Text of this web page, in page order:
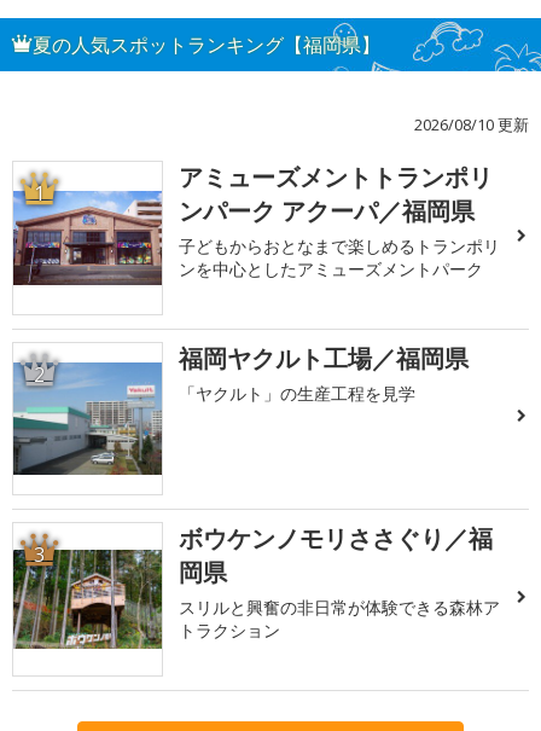
夏の人気スポットランキング【福岡県】
2026/08/10 更新
1
アミューズメントトランポリ
ンパーク アクーパ／福岡県
子どもからおとなまで楽しめるトランポリ
ンを中心としたアミューズメントパーク
2 福岡ヤクルト工場／福岡県
「ヤクルト」の生産工程を見学
3
ボウケンノモリささぐり／福
岡県
スリルと興奮の非日常が体験できる森林ア
トラクション